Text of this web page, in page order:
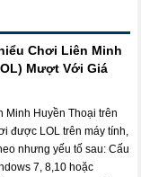
Chơi Liên Minh
Mượt Với Giá
Minh Huyền Thoại trên
được LOL trên máy tính,
nhưng yếu tố sau: Cấu
7, 8,10 hoặc